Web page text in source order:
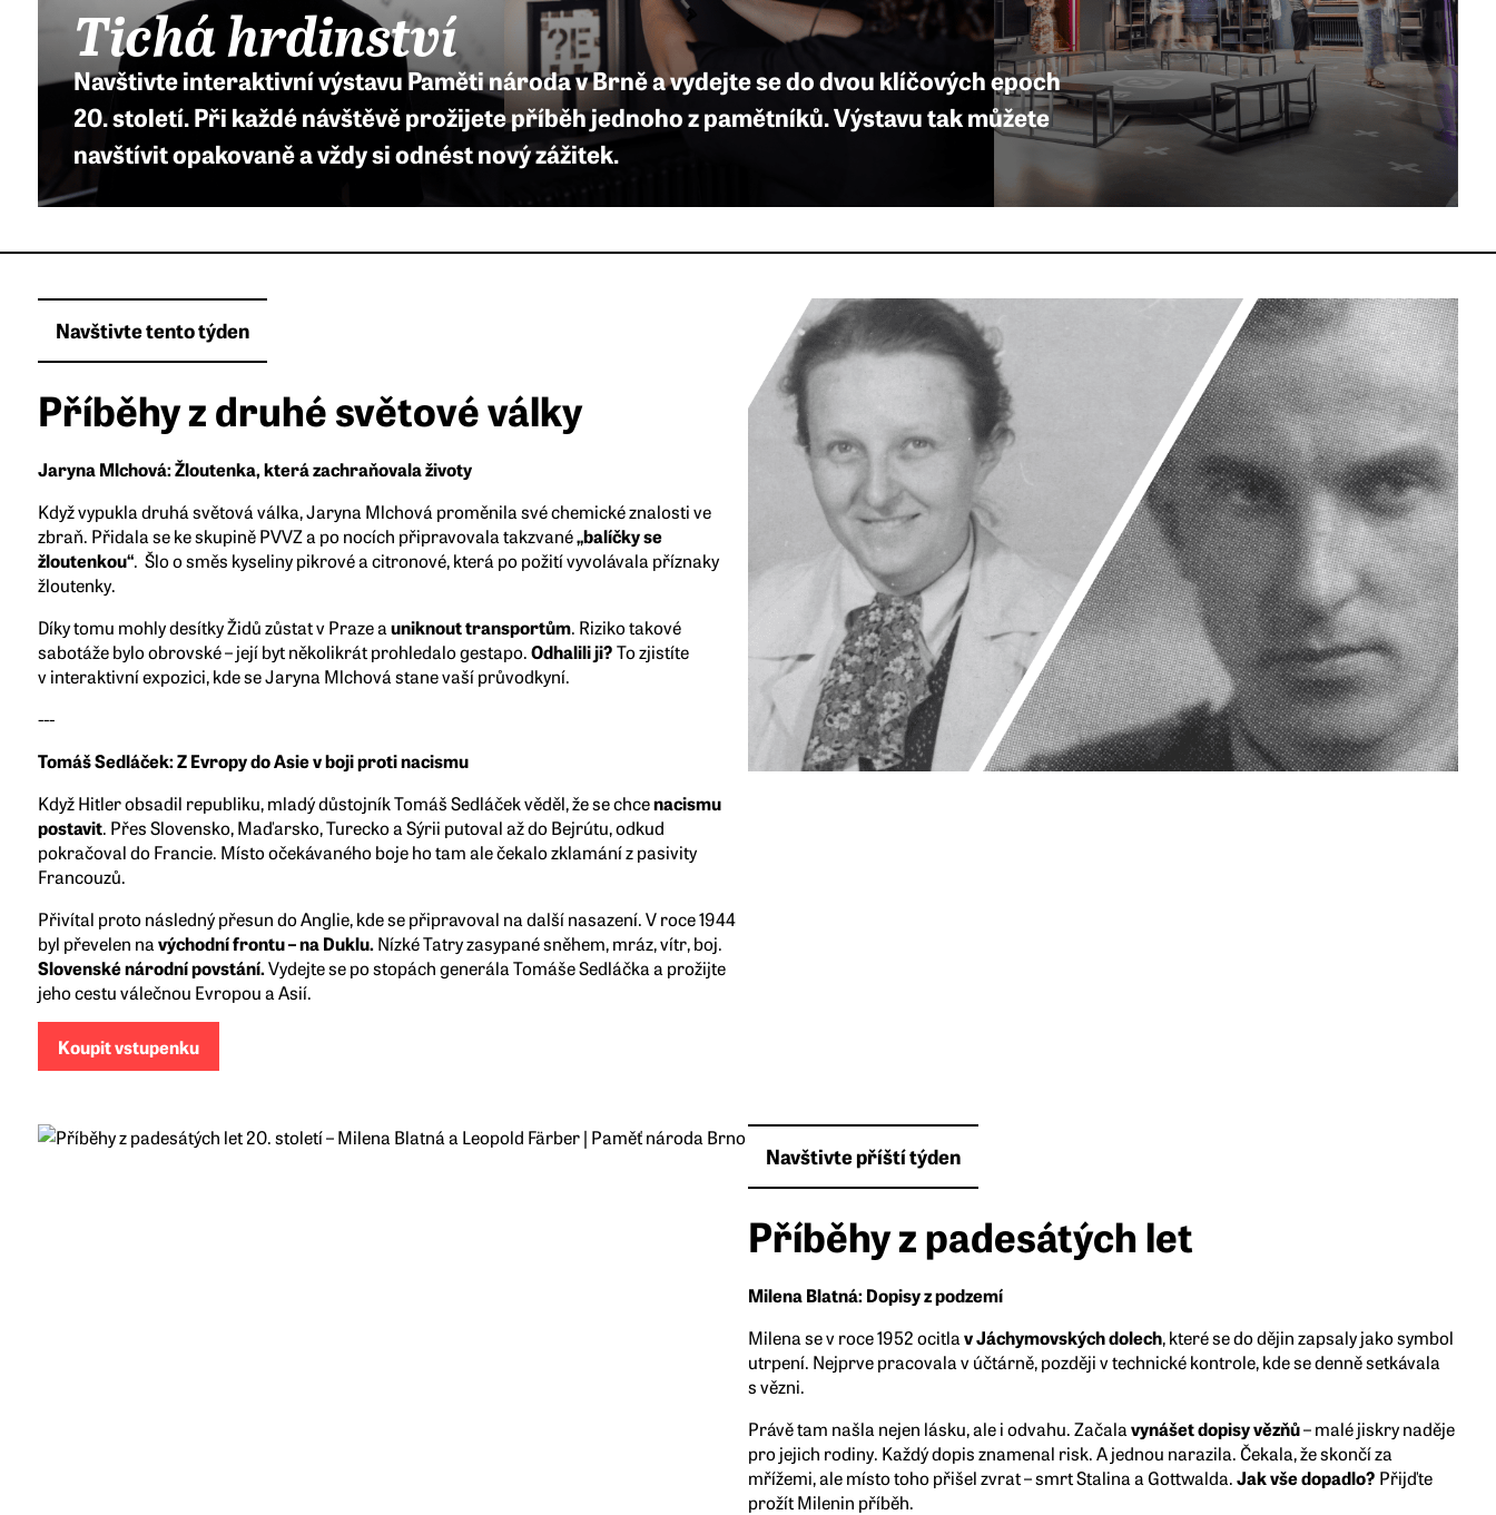
Tichá hrdinství
Navštivte interaktivní výstavu Paměti národa v Brně a vydejte se do dvou klíčových epoch
20. století. Při každé návštěvě prožijete příběh jednoho z pamětníků. Výstavu tak můžete
navštívit opakovaně a vždy si odnést nový zážitek.
Navštivte tento týden
Příběhy z druhé světové války
Jaryna Mlchová: Žloutenka, která zachraňovala životy
Když vypukla druhá světová válka, Jaryna Mlchová proměnila své chemické znalosti ve
zbraň. Přidala se ke skupině PVVZ a po nocích připravovala takzvané„balíčky se
žloutenkou“. Šlo o směs kyseliny pikrové a citronové, která po požití vyvolávala příznaky
žloutenky.
Díky tomu mohly desítky Židů zůstat v Praze auniknout transportům. Riziko takové
sabotáže bylo obrovské – její byt několikrát prohledalo gestapo.Odhalili ji?To zjistíte
v interaktivní expozici, kde se Jaryna Mlchová stane vaší průvodkyní.
---
Tomáš Sedláček: Z Evropy do Asie v boji proti nacismu
Když Hitler obsadil republiku, mladý důstojník Tomáš Sedláček věděl, že se chcenacismu
postavit. Přes Slovensko, Maďarsko, Turecko a Sýrii putoval až do Bejrútu, odkud
pokračoval do Francie. Místo očekávaného boje ho tam ale čekalo zklamání z pasivity
Francouzů.
Přivítal proto následný přesun do Anglie, kde se připravoval na další nasazení. V roce 1944
byl převelen navýchodní frontu – na Duklu.Nízké Tatry zasypané sněhem, mráz, vítr, boj.
Slovenské národní povstání.Vydejte se po stopách generála Tomáše Sedláčka a prožijte
jeho cestu válečnou Evropou a Asií.
Koupit vstupenku
Navštivte příští týden
Příběhy z padesátých let
Milena Blatná: Dopisy z podzemí
Milena se v roce 1952 ocitlav Jáchymovských dolech, které se do dějin zapsaly jako symbol
utrpení. Nejprve pracovala v účtárně, později v technické kontrole, kde se denně setkávala
s vězni.
Právě tam našla nejen lásku, ale i odvahu.Začalavynášet dopisy vězňů– malé jiskry naděje
pro jejich rodiny. Každý dopis znamenal risk. A jednou narazila. Čekala, že skončí za
mřížemi, ale místo toho přišel zvrat – smrt Stalina a Gottwalda.Jak vše dopadlo? Přijďte
prožít Milenin příběh.